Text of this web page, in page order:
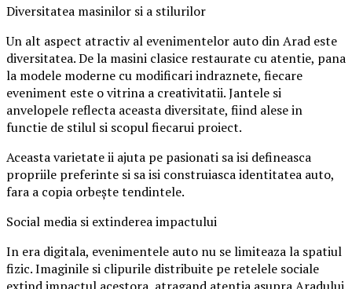
Diversitatea masinilor si a stilurilor
Un alt aspect atractiv al evenimentelor auto din Arad este
diversitatea. De la masini clasice restaurate cu atentie, pana
la modele moderne cu modificari indraznete, fiecare
eveniment este o vitrina a creativitatii. Jantele si
anvelopele reflecta aceasta diversitate, fiind alese in
functie de stilul si scopul fiecarui proiect.
Aceasta varietate ii ajuta pe pasionati sa isi defineasca
propriile preferinte si sa isi construiasca identitatea auto,
fara a copia orbește tendintele.
Social media si extinderea impactului
In era digitala, evenimentele auto nu se limiteaza la spatiul
fizic. Imaginile si clipurile distribuite pe retelele sociale